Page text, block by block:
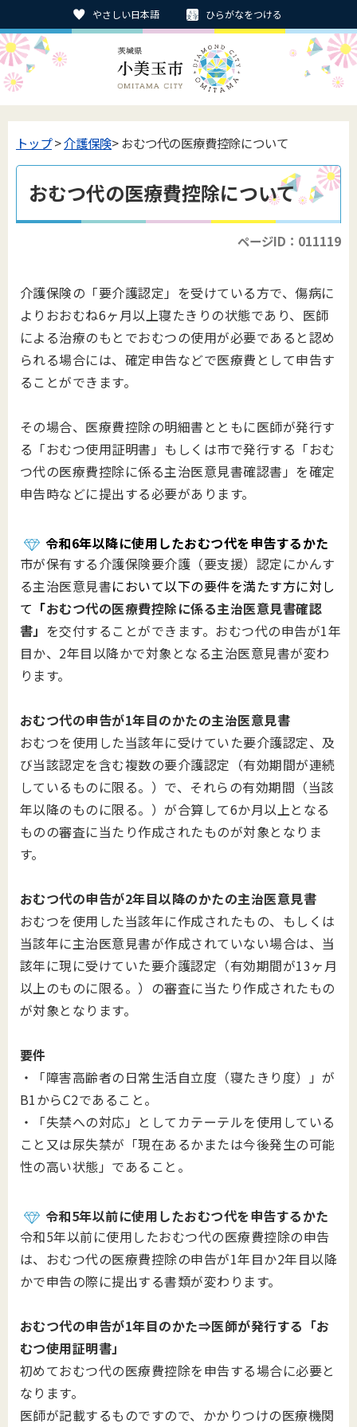
やさしい日本語 ひらがなをつける
トップ>介護保険> おむつ代の医療費控除について
おむつ代の医療費控除について
ページID：011119
介護保険の「要介護認定」を受けている方で、傷病に
よりおおむね6ヶ月以上寝たきりの状態であり、医師
による治療のもとでおむつの使用が必要であると認め
られる場合には、確定申告などで医療費として申告す
ることができます。
その場合、医療費控除の明細書とともに医師が発行す
る「おむつ使用証明書」もしくは市で発行する「おむ
つ代の医療費控除に係る主治医意見書確認書」を確定
申告時などに提出する必要があります。
令和6年以降に使用したおむつ代を申告するかた
市が保有する介護保険要介護（要支援）認定にかんす
る主治医意見書において以下の要件を満たす方に対し
て 「おむつ代の医療費控除に係る主治医意見書確認
書」 を交付することができます。おむつ代の申告が1年
目か、2年目以降かで対象となる主治医意見書が変わ
ります。
おむつ代の申告が1年目のかたの主治医意見書
おむつを使用した当該年に受けていた要介護認定、及
び当該認定を含む複数の要介護認定（有効期間が連続
しているものに限る。）で、それらの有効期間（当該
年以降のものに限る。）が合算して6か月以上となる
ものの審査に当たり作成されたものが対象となりま
す。
おむつ代の申告が2年目以降のかたの主治医意見書
おむつを使用した当該年に作成されたもの、もしくは
当該年に主治医意見書が作成されていない場合は、当
該年に現に受けていた要介護認定（有効期間が13ヶ月
以上のものに限る。）の審査に当たり作成されたもの
が対象となります。
要件
・「障害高齢者の日常生活自立度（寝たきり度）」が
B1からC2であること。
・「失禁への対応」としてカテーテルを使用している
こと又は尿失禁が「現在あるかまたは今後発生の可能
性の高い状態」であること。
令和5年以前に使用したおむつ代を申告するかた
令和5年以前に使用したおむつ代の医療費控除の申告
は、おむつ代の医療費控除の申告が1年目か2年目以降
かで申告の際に提出する書類が変わります。
おむつ代の申告が1年目のかた⇒医師が発行する「お
むつ使用証明書」
初めておむつ代の医療費控除を申告する場合に必要と
なります。
医師が記載するものですので、かかりつけの医療機関